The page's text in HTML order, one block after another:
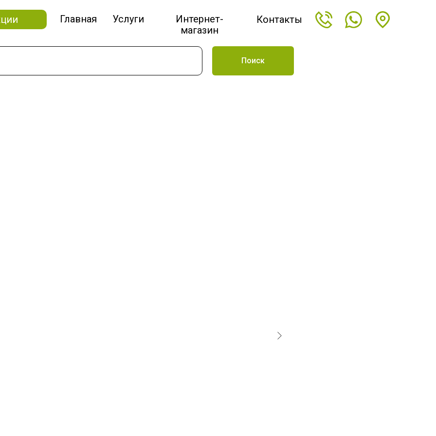
Главная Услуги
Интернет-
магазин
Контакты
Поиск